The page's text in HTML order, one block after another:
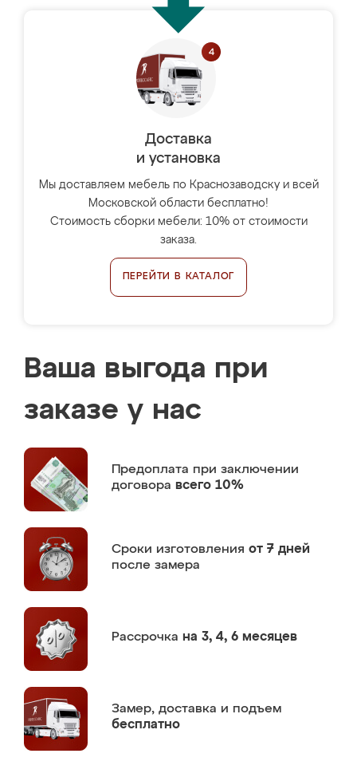
Доставка
и установка
Мы доставляем мебель по Краснозаводску и всей
Московской области бесплатно!
Стоимость сборки мебели: 10% от стоимости
заказа.
ПЕРЕЙТИ В КАТАЛОГ
Ваша выгода при
заказе у нас
Предоплата при заключении
договора всего 10%
Сроки изготовления от 7 дней
после замера
Рассрочка на 3, 4, 6 месяцев
Замер, доставка и подъем
бесплатно